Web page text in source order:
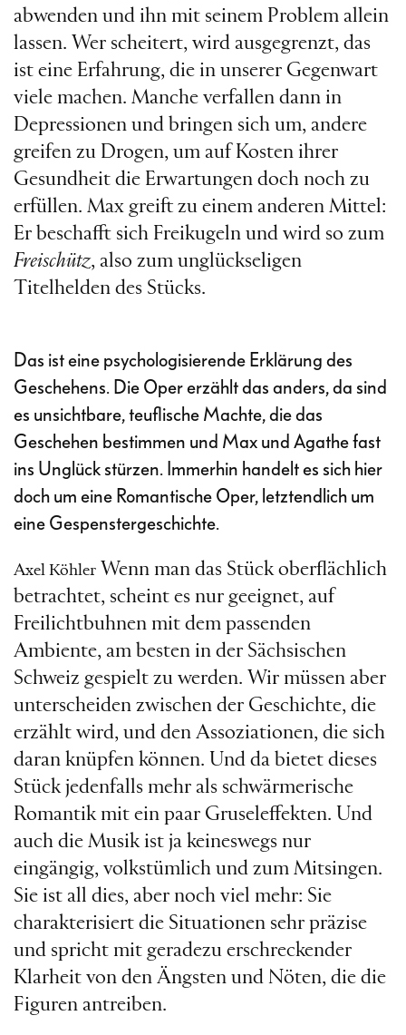
abwenden und ihn mit seinem Problem allein
lassen. Wer scheitert, wird ausgegrenzt, das
ist eine Erfahrung, die in unserer Gegenwart
viele machen. Manche verfallen dann in
Depressionen und bringen sich um, andere
greifen zu Drogen, um auf Kosten ihrer
Gesundheit die Erwartungen doch noch zu
erfüllen. Max greift zu einem anderen Mittel:
Er beschafft sich Freikugeln und wird so zum
Freischütz, also zum unglückseligen
Titelhelden des Stücks.
Das ist eine psychologisierende Erklärung des
Geschehens. Die Oper erzählt das anders, da sind
es unsichtbare, teuflische Machte, die das
Geschehen bestimmen und Max und Agathe fast
ins Unglück stürzen. Immerhin handelt es sich hier
doch um eine Romantische Oper, letztendlich um
eine Gespenstergeschichte.
Axel Köhler Wenn man das Stück oberflächlich
betrachtet, scheint es nur geeignet, auf
Freilichtbuhnen mit dem passenden
Ambiente, am besten in der Sächsischen
Schweiz gespielt zu werden. Wir müssen aber
unterscheiden zwischen der Geschichte, die
erzählt wird, und den Assoziationen, die sich
daran knüpfen können. Und da bietet dieses
Stück jedenfalls mehr als schwärmerische
Romantik mit ein paar Gruseleffekten. Und
auch die Musik ist ja keineswegs nur
eingängig, volkstümlich und zum Mitsingen.
Sie ist all dies, aber noch viel mehr: Sie
charakterisiert die Situationen sehr präzise
und spricht mit geradezu erschreckender
Klarheit von den Ängsten und Nöten, die die
Figuren antreiben.